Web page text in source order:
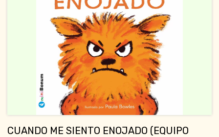
CUANDO ME SIENTO ENOJADO (EQUIPO